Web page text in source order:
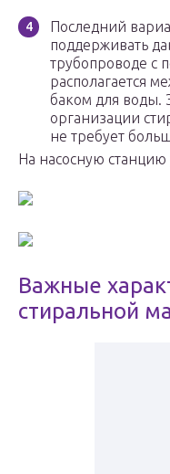
Последний
поддерживать
трубопроводе с
располагается
баком для воды.
организации
не требует
На насосную
Важные
стиральной